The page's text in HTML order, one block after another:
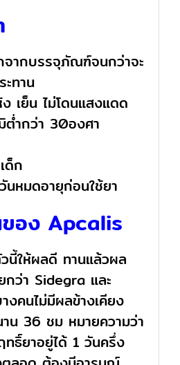
จากบรรจุภัณฑ์จนกว่าจะ
ะทาน
ง เย็น ไม่โดนแสงแดด
ำกว่า 30องศา
ด็ก
นหมดอายุก่อนใช้ยา
อง Apcalis
นี้ให้ผลดี ทานแล้วผล
กว่า Sidegra และ
งคนไม่มีผลข้างเคียง
น 36 ชม หมายความว่า
ทธิ์ยาอยู่ได้ 1 วันครึ่ง